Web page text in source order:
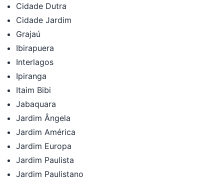
Cidade Dutra
Cidade Jardim
Grajaú
Ibirapuera
Interlagos
Ipiranga
Itaim Bibi
Jabaquara
Jardim Ângela
Jardim América
Jardim Europa
Jardim Paulista
Jardim Paulistano